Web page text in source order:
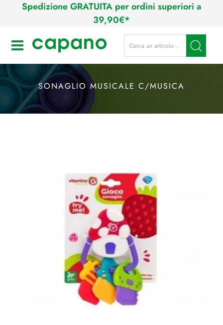
Spedizione GRATUITA per ordini superiori a
39,90€*
Open La modifica di un filtro
SONAGLIO MUSICALE C/MUSICA